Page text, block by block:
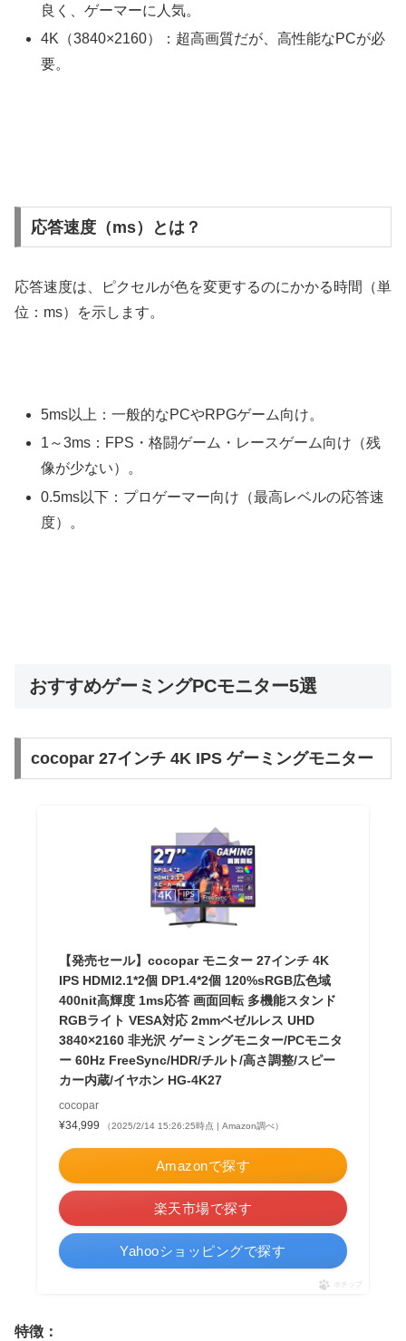
良く、ゲーマーに人気。
4K（3840×2160）：超高画質だが、高性能なPCが必
要。
応答速度（ms）とは？
応答速度は、ピクセルが色を変更するのにかかる時間（単
位：ms）を示します。
5ms以上：一般的なPCやRPGゲーム向け。
1～3ms：FPS・格闘ゲーム・レースゲーム向け（残
像が少ない）。
0.5ms以下：プロゲーマー向け（最高レベルの応答速
度）。
おすすめゲーミングPCモニター5選
cocopar 27インチ 4K IPS ゲーミングモニター
【発売セール】cocopar モニター 27インチ 4K
IPS HDMI2.1*2個 DP1.4*2個 120%sRGB広色域
400nit高輝度 1ms応答 画面回転 多機能スタンド
RGBライト VESA対応 2mmベゼルレス UHD
3840×2160 非光沢 ゲーミングモニター/PCモニタ
ー 60Hz FreeSync/HDR/チルト/高さ調整/スピー
カー内蔵/イヤホン HG-4K27
cocopar
¥34,999
（2025/2/14 15:26:25時点 | Amazon調べ）
Amazonで探す
楽天市場で探す
Yahooショッピングで探す
ポチップ
特徴：